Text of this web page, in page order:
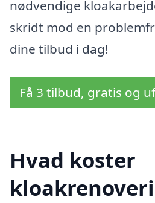
nødvendige
skridt mod en
dine tilbud i dag!
Få 3 tilbud, gratis og
Hvad koster